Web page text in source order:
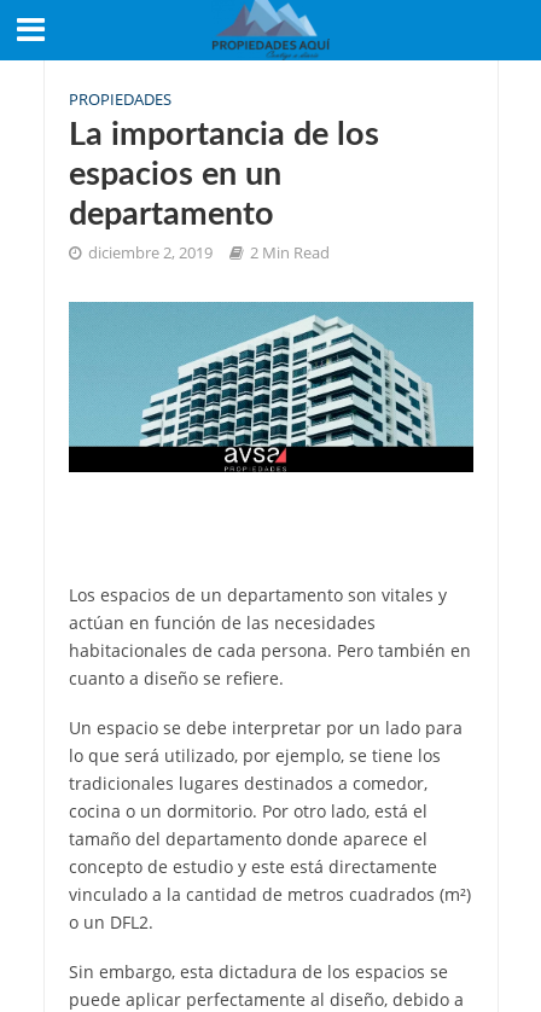
PROPIEDADES
La importancia de los
espacios en un
departamento
diciembre 2, 2019 2 Min Read
Los espacios de un departamento son vitales y
actúan en función de las necesidades
habitacionales de cada persona. Pero también en
cuanto a diseño se refiere.
Un espacio se debe interpretar por un lado para
lo que será utilizado, por ejemplo, se tiene los
tradicionales lugares destinados a comedor,
cocina o un dormitorio. Por otro lado, está el
tamaño del departamento donde aparece el
concepto de estudio y este está directamente
vinculado a la cantidad de metros cuadrados (m²)
o un DFL2.
Sin embargo, esta dictadura de los espacios se
puede aplicar perfectamente al diseño, debido a